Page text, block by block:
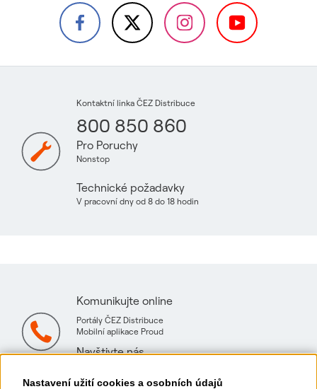
Nastavení užití cookies a osobních údajů
Kontaktní linka ČEZ Distribuce
800 850 860
Pro Poruchy
Nonstop
Technické požadavky
V pracovní dny od 8 do 18 hodin
Komunikujte online
Portály ČEZ Distribuce
Mobilní aplikace Proud
Navštivte nás